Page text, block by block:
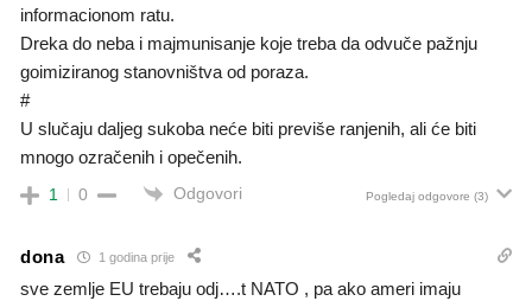
informacionom ratu.
Dreka do neba i majmunisanje koje treba da odvuče pažnju
goimiziranog stanovništva od poraza.
#
U slučaju daljeg sukoba neće biti previše ranjenih, ali će biti
mnogo ozračenih i opečenih.
1 0 Odgovori Pogledaj odgovore (3)
dona 1 godina prije
sve zemlje EU trebaju odj….t NATO , pa ako ameri imaju